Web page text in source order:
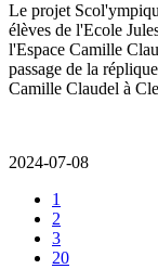
Le projet
élèves de l'Ecole
l'Espace Camille
passage de la
Camille Claudel à
2024-07-08
1
2
3
20